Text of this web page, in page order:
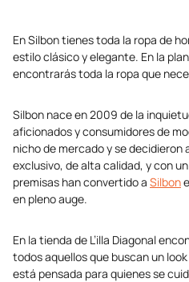
En Silbon tienes toda la ropa de
estilo clásico y elegante. En la
encontrarás toda la ropa que
Silbon nace en 2009 de la
aficionados y consumidores de
nicho de mercado y se
exclusivo, de alta calidad, y con
premisas han convertido a Silbon
en pleno auge.
En la tienda de L’illa Diagonal
todos aquellos que buscan un
está pensada para quienes se